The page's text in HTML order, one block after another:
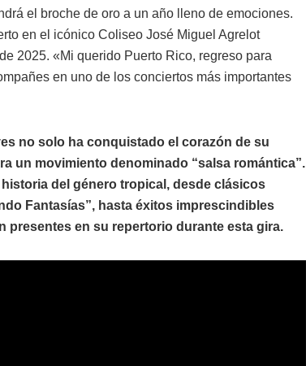
el broche de oro a un año lleno de emociones.
en el icónico Coliseo José Miguel Agrelot
2025. «Mi querido Puerto Rico, regreso para
en uno de los conciertos más importantes
no solo ha conquistado el corazón de su
un movimiento denominado “salsa romántica”.
del género tropical, desde clásicos
Fantasías”, hasta éxitos imprescindibles
presentes en su repertorio durante esta gira.